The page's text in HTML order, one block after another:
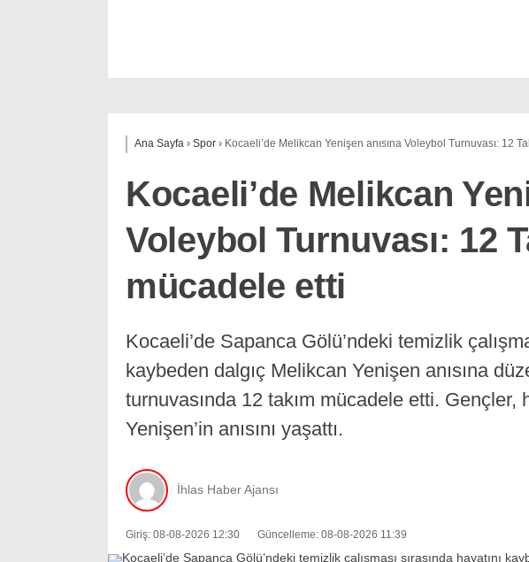
Ana Sayfa › Spor › Kocaeli’de Melikcan Yenişen anısına Voleybol Turnuvası: 12
Kocaeli’de Melikcan
Voleybol Turnuvası: 12
mücadele etti
Kocaeli’de Sapanca Gölü’ndeki temizlik
kaybeden dalgıç Melikcan Yenişen anısına
turnuvasında 12 takım mücadele etti. Gençler,
Yenişen’in anısını yaşattı.
İhlas Haber Ajansı
Giriş: 08-08-2026 12:30 Güncelleme: 08-08-2026 11:39